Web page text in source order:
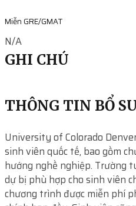
Miễn GRE/GMAT
N/A
THÔNG TIN BỔ
University of Colorado
sinh viên quốc tế, bao gồm
hướng nghề nghiệp. Trường
dự bị phù hợp cho sinh viên
chương trình được miễn phí
GHI CHÚ